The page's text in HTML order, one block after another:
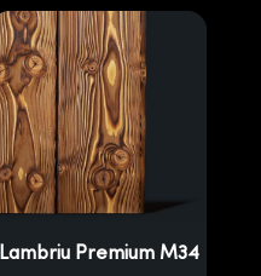
Lambriu Premium M34